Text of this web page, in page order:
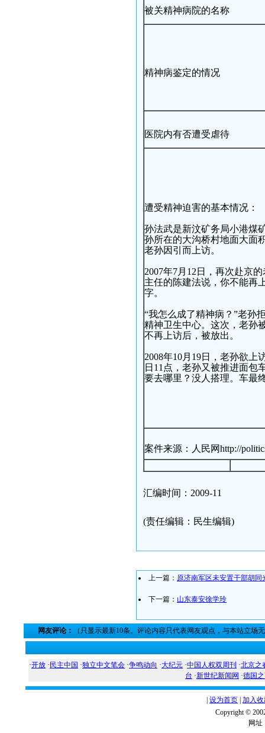
被关精神病院的名称
精神病鉴定的情况
医院内有否遭受虐待
遭受精神迫害的基本情况：
孙法武是新汶矿务局小港煤
孙所在的大沟桥村地面大面
老孙因引而上访。
2007年7月12日，再次赴京
主任的陈建法说，你不能再
字。
“我怎么成了精神病？”老孙
精神卫生中心。这次，老孙
不再上访后，被放出。
2008年10月19日，老孙欲上
日11点，老孙又被推进面包
要去哪里？没人搭理。车最
案件来源：人民网http://
汇编时间：2009-11
(责任编辑：民生编辑)
上一篇： 原济南军区未安置干部胡同
下一篇： 山东泰安徐学玲
网友评论： （只显示最新10条。评论内容只代表网友观点，与本站立场
·开放 · 民主中国 ·独立中文笔会 ·争鸣动向 ·大纪元 ·中国人权双周刊 ·北京之
台 ·新世纪新闻网 ·德国
设为首页 加入
Copyright ©
网址